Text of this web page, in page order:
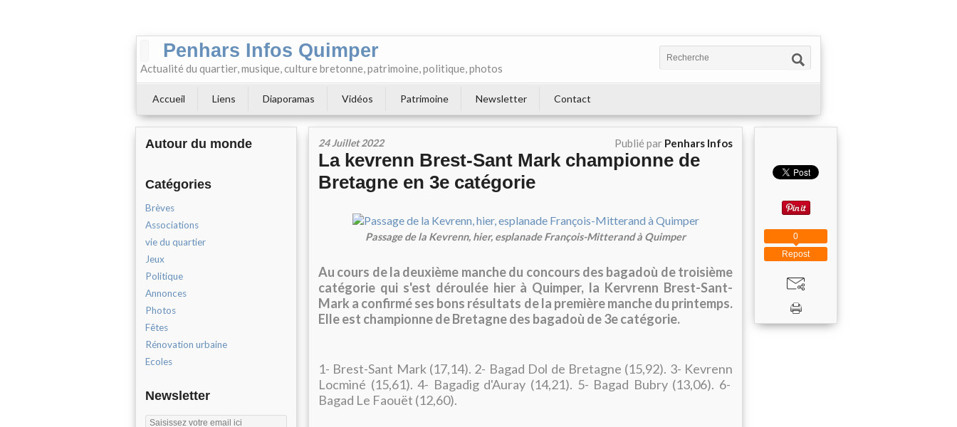
Penhars Infos Quimper
Actualité du quartier, musique, culture bretonne, patrimoine, politique, photos
Accueil Liens Diaporamas Vidéos Patrimoine Newsletter Contact
Autour du monde
Catégories
Brèves
Associations
vie du quartier
Jeux
Politique
Annonces
Photos
Fêtes
Rénovation urbaine
Ecoles
Newsletter
24 Juillet 2022 Publié par Penhars Infos
La kevrenn Brest-Sant Mark championne de
Bretagne en 3e catégorie
Passage de la Kevrenn, hier, esplanade François-Mitterand à Quimper
Au cours de la deuxième manche du concours des bagadoù de troisième
catégorie qui s'est déroulée hier à Quimper, la Kervrenn Brest-Sant-
Mark a confirmé ses bons résultats de la première manche du printemps.
Elle est championne de Bretagne des bagadoù de 3e catégorie.
1- Brest-Sant Mark (17,14). 2- Bagad Dol de Bretagne (15,92). 3- Kevrenn
Locminé (15,61). 4- Bagadig d'Auray (14,21). 5- Bagad Bubry (13,06). 6-
Bagad Le Faouët (12,60).
Repost
0